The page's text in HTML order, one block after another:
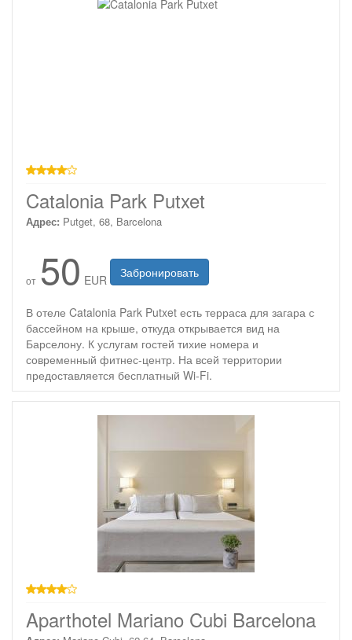
Catalonia Park Putxet
Адрес: Putget, 68, Barcelona
от 50 EUR Забронировать
В отеле Catalonia Park Putxet есть терраса для загара с
бассейном на крыше, откуда открывается вид на
Барселону. К услугам гостей тихие номера и
современный фитнес-центр. На всей территории
предоставляется бесплатный Wi-Fi.
Aparthotel Mariano Cubi Barcelona